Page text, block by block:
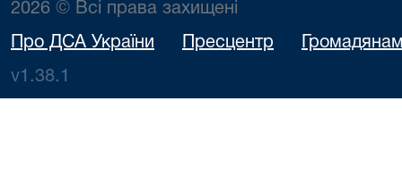
2026 © Всі права захищені
Про ДСА України Пресцентр
v1.38.1